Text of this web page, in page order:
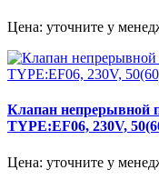
Цена: уточните у
Клапан непрерывной
TYPE:EF06, 230V,
Цена: уточните у